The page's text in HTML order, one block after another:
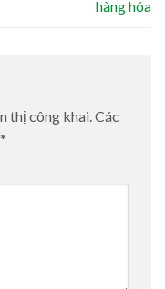
hàng hóa
thị công khai.Các
*